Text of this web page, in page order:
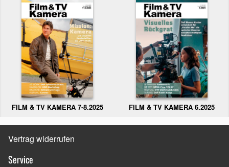
FILM & TV KAMERA 7-8.2025 FILM & TV KAMERA 6.2025
Vertrag widerrufen
Service